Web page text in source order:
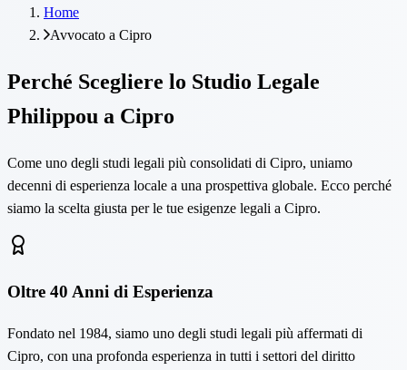
Home
Avvocato a Cipro
Perché Scegliere lo Studio Legale
Philippou a Cipro
Come uno degli studi legali più consolidati di Cipro, uniamo
decenni di esperienza locale a una prospettiva globale. Ecco perché
siamo la scelta giusta per le tue esigenze legali a Cipro.
Oltre 40 Anni di Esperienza
Fondato nel 1984, siamo uno degli studi legali più affermati di
Cipro, con una profonda esperienza in tutti i settori del diritto